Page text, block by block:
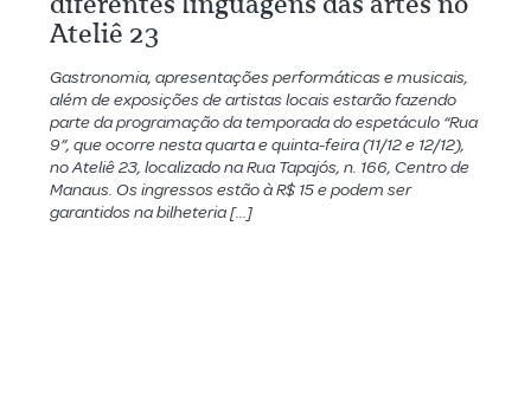
Ateliê 23
Gastronomia, apresentações performáticas e musicais,
além de exposições de artistas locais estarão fazendo
parte da programação da temporada do espetáculo “Rua
9”, que ocorre nesta quarta e quinta-feira (11/12 e 12/12),
no Ateliê 23, localizado na Rua Tapajós, n. 166, Centro de
Manaus. Os ingressos estão à R$ 15 e podem ser
garantidos na bilheteria […]